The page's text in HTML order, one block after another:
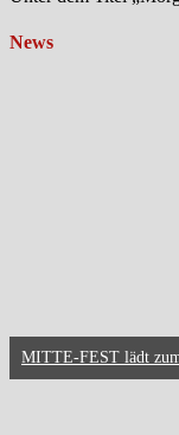
News
MITTE-FEST lädt